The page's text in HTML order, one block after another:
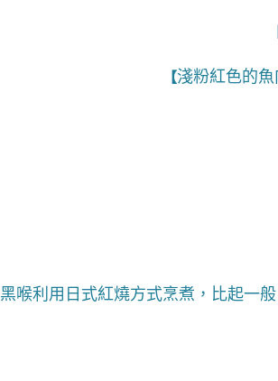
【淺粉紅色的
黑喉利用日式紅燒方式烹煮，比起一